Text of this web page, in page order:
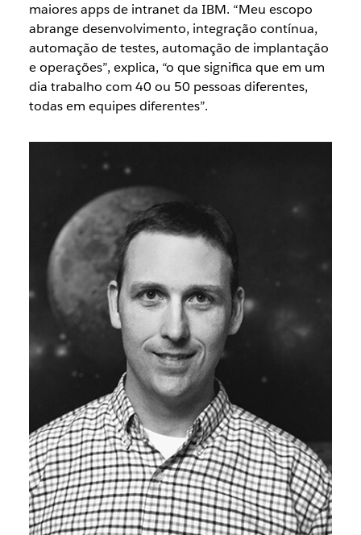
maiores apps de intranet da IBM. “Meu escopo
abrange desenvolvimento, integração contínua,
automação de testes, automação de implantação
e operações”, explica, “o que significa que em um
dia trabalho com 40 ou 50 pessoas diferentes,
todas em equipes diferentes”.